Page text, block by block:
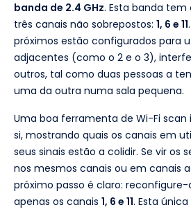
banda de 2.4 GHz. Esta banda
três canais não sobrepostos: 1, 6 e 11
próximos estão configurados para
adjacentes (como o 2 e o 3),
outros, tal como duas pessoas a
uma da outra numa sala pequena.
Uma boa ferramenta de Wi-Fi scan
si, mostrando quais os canais em
seus sinais estão a colidir. Se vir os
nos mesmos canais ou em canais
próximo passo é claro:
apenas os canais 1, 6 e 11. Esta